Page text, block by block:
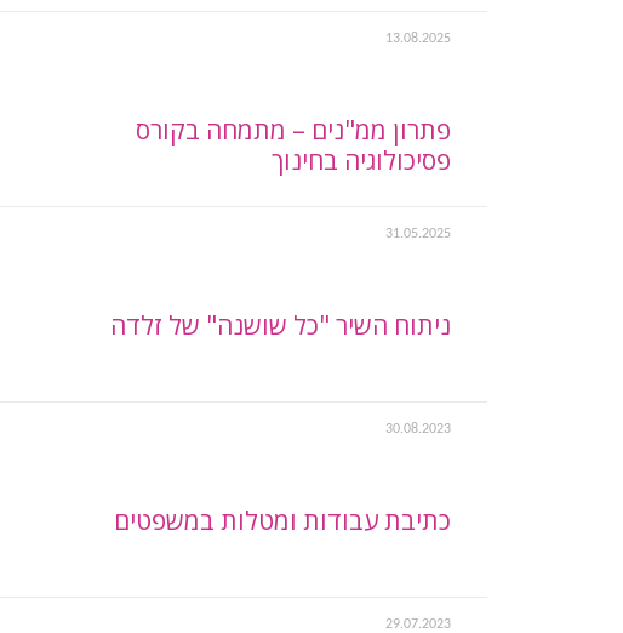
13.08.2025
פתרון ממ"נים – מתמחה בקורס
פסיכולוגיה בחינוך
31.05.2025
ניתוח השיר "כל שושנה" של זלדה
30.08.2023
כתיבת עבודות ומטלות במשפטים
29.07.2023